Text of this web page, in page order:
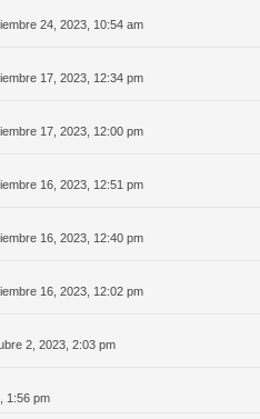
24, 2023, 10:54 am
17, 2023, 12:34 pm
17, 2023, 12:00 pm
16, 2023, 12:51 pm
16, 2023, 12:40 pm
16, 2023, 12:02 pm
2, 2023, 2:03 pm
1:56 pm